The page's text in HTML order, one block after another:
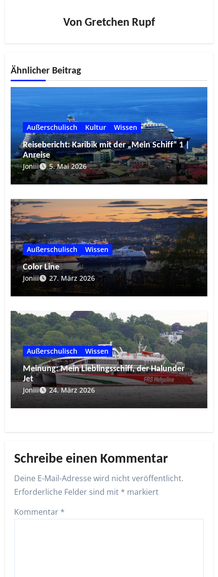
Von Gretchen Rupf
Ähnlicher Beitrag
Außerschulisch Kultur
Wissen
Reisebericht: Karibik mit der „Mein Schiff“ 1 |
Anreise
Joniii
5. Mai 2026
Außerschulisch
Wissen
Color Line
Joniii
27. März 2026
Außerschulisch
Wissen
Meinung: Mein Lieblingsschiff, der Halunder
Jet
Joniii
24. März 2026
Schreibe einen Kommentar
Deine E-Mail-Adresse wird nicht veröffentlicht.
Erforderliche Felder sind mit * markiert
Kommentar *